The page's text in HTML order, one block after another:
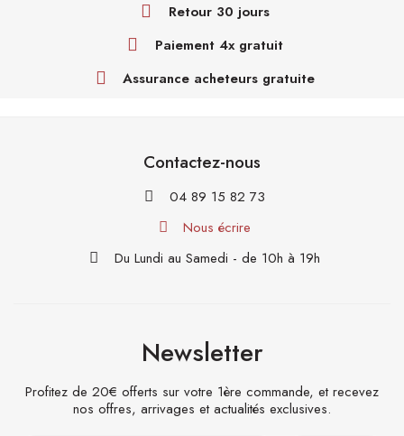
Retour 30 jours
Paiement 4x gratuit
Assurance acheteurs gratuite
Contactez-nous
04 89 15 82 73
Nous écrire
Du Lundi au Samedi - de 10h à 19h
Newsletter
Profitez de 20€ offerts sur votre 1ère commande, et recevez
nos offres, arrivages et actualités exclusives.